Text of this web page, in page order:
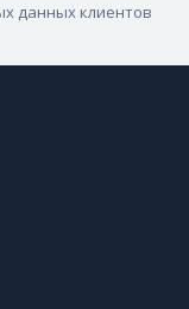
данных клиентов